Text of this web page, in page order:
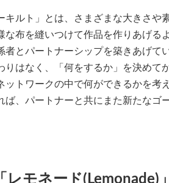
キルト」とは、さまざまな大きさ
な布を縫いつけて作品を作りあげる
者とパートナーシップを築きあげ
りはなく、「何をするか」を決め
ットワークの中で何ができるかを考
ば、パートナーと共にまた新たなゴ
モネード(Lemonade)